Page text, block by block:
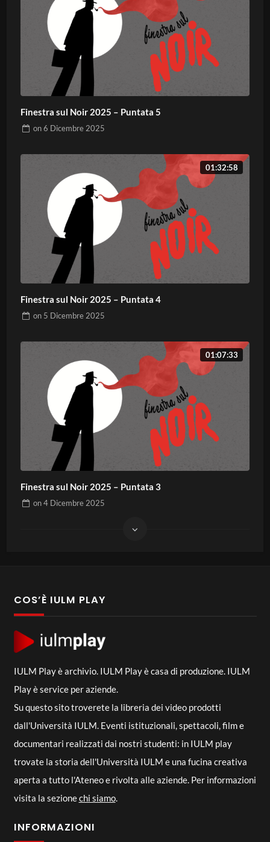
Finestra sul Noir 2025 – Puntata 5
on6 Dicembre 2025
01:32:58
Finestra sul Noir 2025 – Puntata 4
on 5 Dicembre 2025
01:07:33
Finestra sul Noir 2025 – Puntata 3
on4 Dicembre 2025
COS’È IULM PLAY
IULM Play è archivio. IULM Play è casa di produzione. IULM
Play è service per aziende.
Su questo sito troverete la libreria dei video prodotti
dall'Università IULM. Eventi istituzionali, spettacoli, film e
documentari realizzati dai nostri studenti: in IULM play
trovate la storia dell'Università IULM e una fucina creativa
aperta a tutto l'Ateneo e rivolta alle aziende. Per informazioni
visita la sezionechi siamo.
INFORMAZIONI